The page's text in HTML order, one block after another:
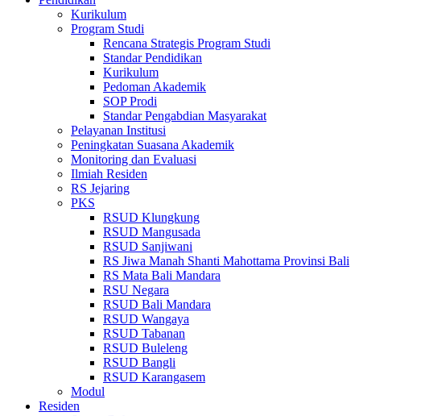
Kurikulum
Program Studi
Rencana Strategis Program Studi
Standar Pendidikan
Kurikulum
Pedoman Akademik
SOP Prodi
Standar Pengabdian Masyarakat
Pelayanan Institusi
Peningkatan Suasana Akademik
Monitoring dan Evaluasi
Ilmiah Residen
RS Jejaring
PKS
RSUD Klungkung
RSUD Mangusada
RSUD Sanjiwani
RS Jiwa Manah Shanti Mahottama Provinsi Bali
RS Mata Bali Mandara
RSU Negara
RSUD Bali Mandara
RSUD Wangaya
RSUD Tabanan
RSUD Buleleng
RSUD Bangli
RSUD Karangasem
Modul
Residen